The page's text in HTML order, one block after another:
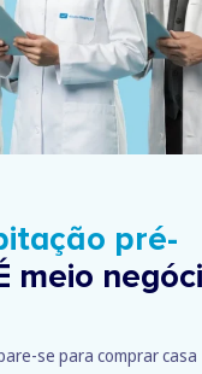
pré-
meio
se para comprar casa